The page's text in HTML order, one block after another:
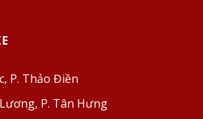
P. Thảo Điền
P. Tân Hưng